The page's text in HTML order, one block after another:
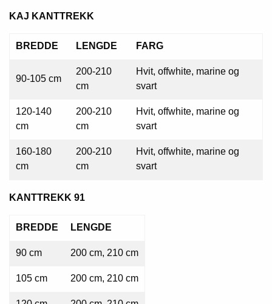
KAJ KANTTREKK
BREDDE LENGDE FARG
90-105 cm
200-210
cm
Hvit, offwhite, marine og
svart
120-140
cm
200-210
cm
Hvit, offwhite, marine og
svart
160-180
cm
200-210
cm
Hvit, offwhite, marine og
svart
KANTTREKK 91
BREDDE LENGDE
90 cm 200 cm, 210 cm
105 cm 200 cm, 210 cm